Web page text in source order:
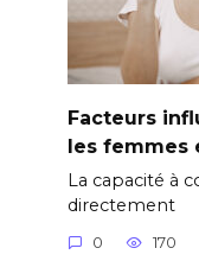
Facteurs
les femmes
La capacité à
directement
0 170